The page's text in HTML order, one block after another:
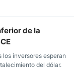
de la
los inversores esperan
del dólar.